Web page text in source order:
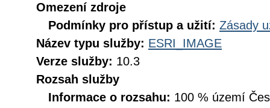
Omezení zdroje
Podmínky pro přístup a užití: Zásady
Název typu služby: ESRI_IMAGE
Verze služby: 10.3
Rozsah služby
Informace o rozsahu: 100 % území